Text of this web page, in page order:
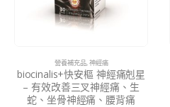
營養補充品,神經痛
biocinalis+快安樞 神經痛剋星
– 有效改善三叉神經痛、生
蛇、坐骨神經痛、腰背痛